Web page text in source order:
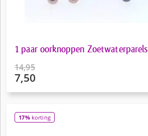
1 paar oorknoppen Zoetwaterparels
14,95
Oorspronkelijke
7,50
is:
€7,50.
17%korting